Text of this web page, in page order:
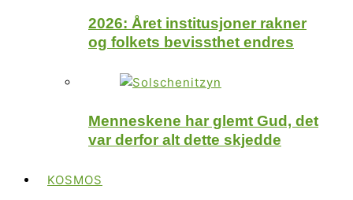
2026: Året institusjoner rakner
og folkets bevissthet endres
Menneskene har glemt Gud, det
var derfor alt dette skjedde
KOSMOS